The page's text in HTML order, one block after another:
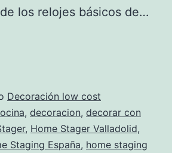
los relojes básicos de…
Decoración low cost
, decoracion, decorar con
, Home Stager Valladolid,
Staging España, home staging